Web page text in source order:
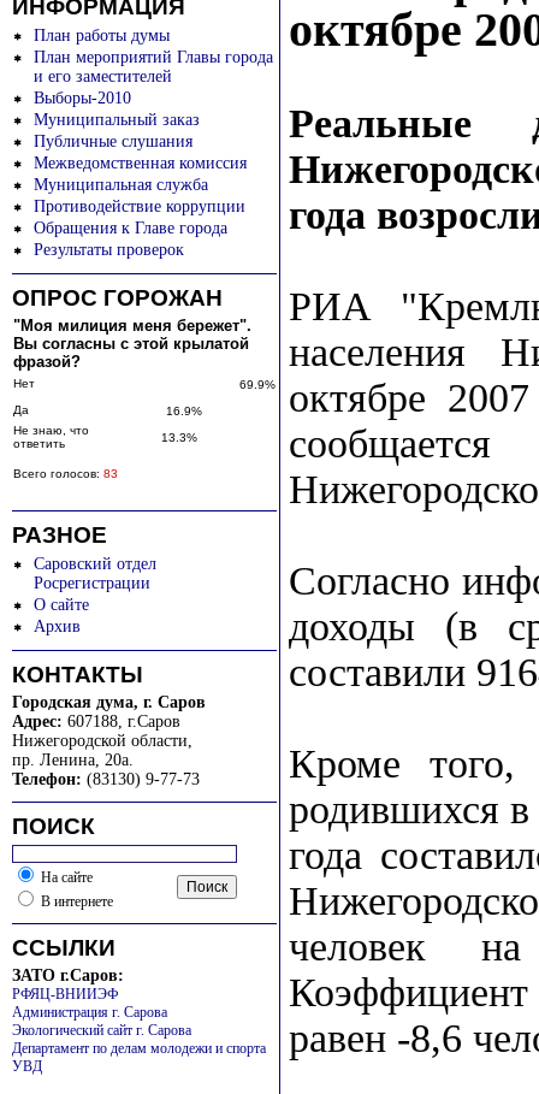
ИНФОРМАЦИЯ
План работы думы
План мероприятий Главы города
и его заместителей
Выборы-2010
Муниципальный заказ
Публичные слушания
Межведомственная комиссия
Муниципальная служба
Противодействие коррупции
Обращения к Главе города
Результаты проверок
ОПРОС ГОРОЖАН
"Моя милиция меня бережет".
Вы согласны с этой крылатой
фразой?
Нет
69.9%
Да
16.9%
Не знаю, что
ответить
13.3%
Всего голосов: 83
РАЗНОЕ
Саровский отдел
Росрегистрации
О сайте
Архив
КОНТАКТЫ
Городская дума, г. Саров
Адрес: 607188, г.Саров
Нижегородской области,
пр. Ленина, 20а.
Телефон: (83130) 9-77-73
ПОИСК
На сайте
В интернете
ССЫЛКИ
ЗАТО г.Саров:
РФЯЦ-ВНИИЭФ
Администрация г. Сарова
Экологический сайт г. Сарова
Департамент по делам молодежи и спорта
УВД
октябре
Реальные
года
РИА
населения
октябре
Согласно
доходы (в
составили
Кроме того,
родившихся в
года
человек
Коэффициент
равен -8,6